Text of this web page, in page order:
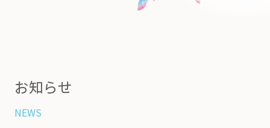
お知らせ
NEWS